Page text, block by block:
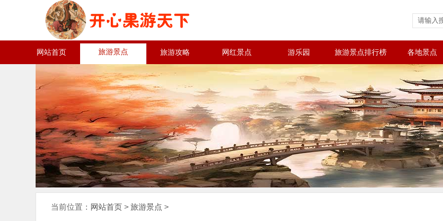
网站首页 旅游景点 旅游攻略 网红景点 游乐园 旅游景点排行榜 各地景点
当前位置： 网站首页 > 旅游景点 >